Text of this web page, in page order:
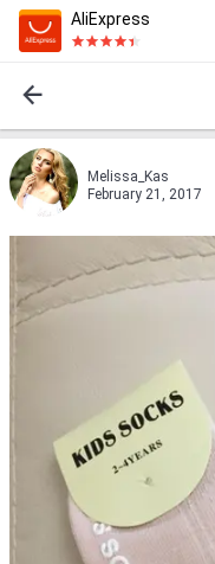
AliExpress
Melissa_Kas
February 21, 2017